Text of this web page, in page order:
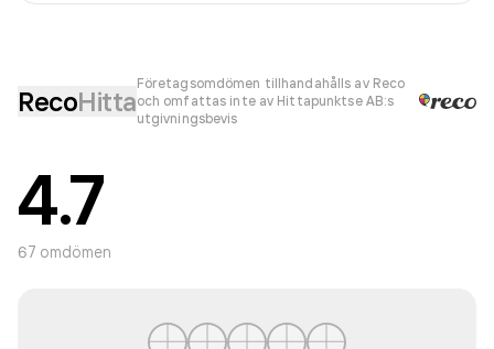
RecoHitta
Företagsomdömen tillhandahålls av Reco
och omfattas inte av Hittapunktse AB:s
utgivningsbevis
4.7
67 omdömen